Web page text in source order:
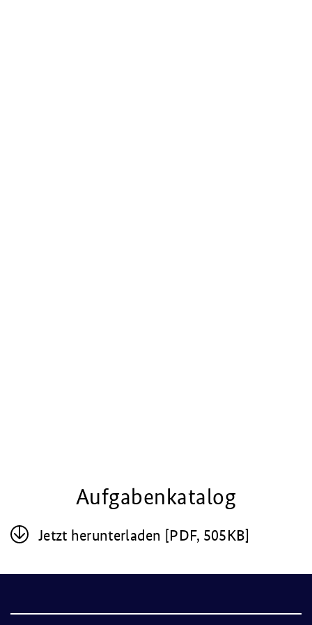
Aufgabenkatalog
Jetzt her­un­ter­la­den [PDF, 505KB]